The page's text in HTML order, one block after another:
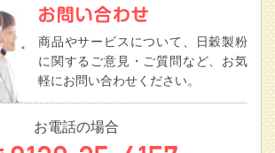
商品やサービスについて、日穀製粉
に関するご意見・ご質問など、お気
軽にお問い合わせください。
お電話の場合